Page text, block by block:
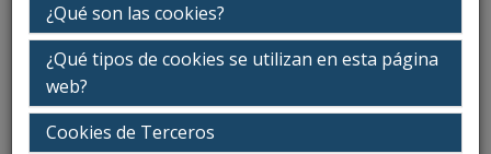
¿Qué son las cookies?
¿Qué tipos de cookies se utilizan en esta página
web?
Cookies de Terceros
14:30-16:30h.
Ubicación: Aún no disponible